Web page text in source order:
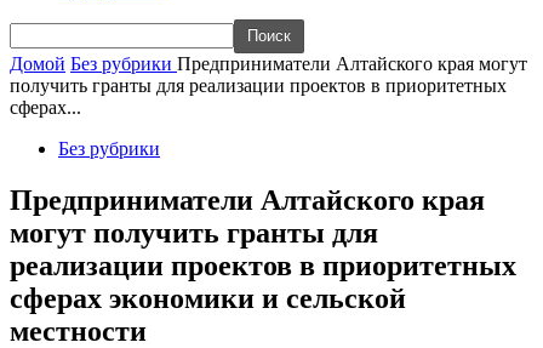
Домой Без рубрики Предприниматели Алтайского края могут
получить гранты для реализации проектов в приоритетных
сферах...
Без рубрики
Предприниматели Алтайского края
могут получить гранты для
реализации проектов в приоритетных
сферах экономики и сельской
местности